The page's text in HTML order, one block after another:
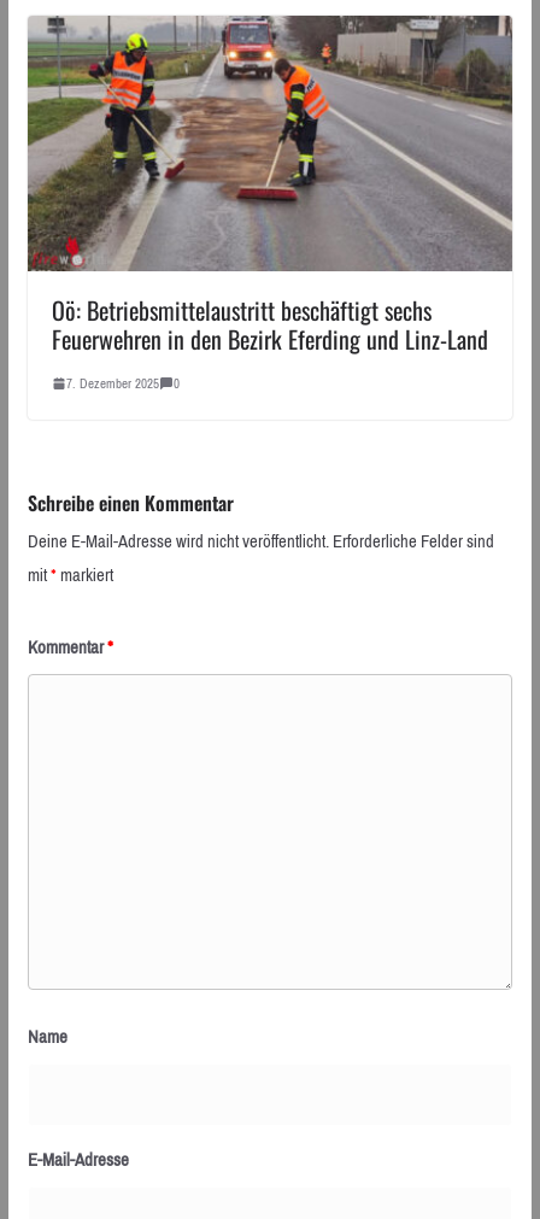
Oö: Betriebsmittelaustritt beschäftigt sechs
Feuerwehren in den Bezirk Eferding und Linz-Land
7. Dezember 2025 0
Schreibe einen Kommentar
Deine E-Mail-Adresse wird nicht veröffentlicht.Erforderliche Felder sind
mit*markiert
Kommentar*
Name
E-Mail-Adresse